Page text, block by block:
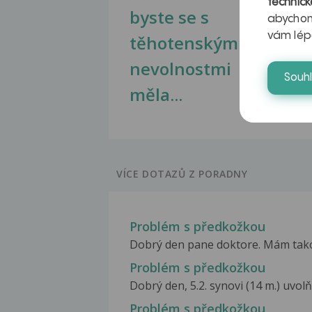
byste se s
těhotenskými
nevolnostmi
měla...
VÍCE DOTAZŮ Z PORADNY
Problém s předkožkou
Dobrý den pane doktore. Mám
Problém s předkožkou
Dobrý den, 5.2. synovi (14 m.)
Problém s předkožkou
vám